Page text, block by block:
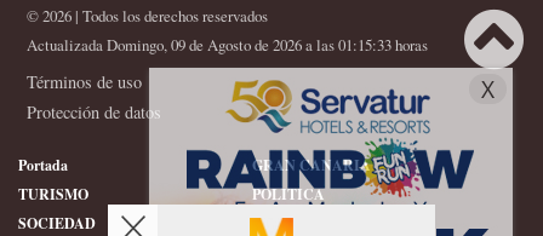
© 2026 | Todos los derechos reservados
Actualizada Domingo, 09 de Agosto de 2026 a las 01:15:33 horas
Términos de uso
Protección de datos
Portada
GRAN CANARIA
TURISMO
POLITICA
SOCIEDAD
DEPORTES
X